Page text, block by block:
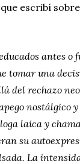
escribí
antes o
tomar una
del rechazo
nostálgico
laica y
su
La